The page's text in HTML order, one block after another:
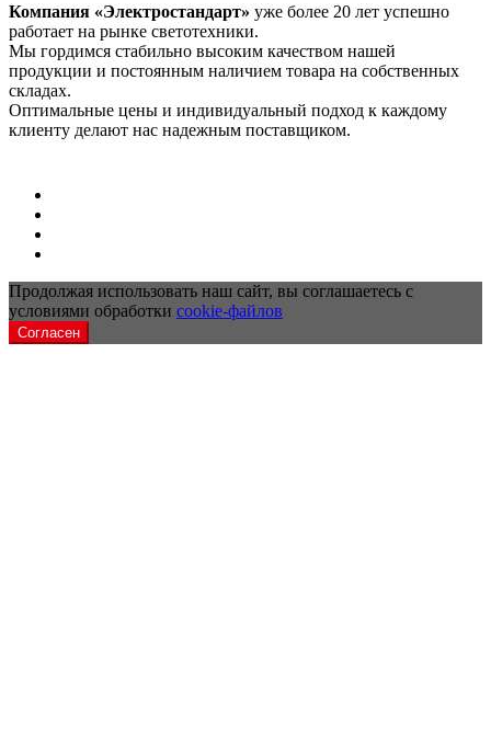
Компания «Электростандарт» уже более 20 лет успешно
работает на рынке светотехники.
Мы гордимся стабильно высоким качеством нашей
продукции и постоянным наличием товара на собственных
складах.
Оптимальные цены и индивидуальный подход к каждому
клиенту делают нас надежным поставщиком.
Продолжая использовать наш сайт, вы соглашаетесь с
условиями обработки cookie-файлов
Согласен